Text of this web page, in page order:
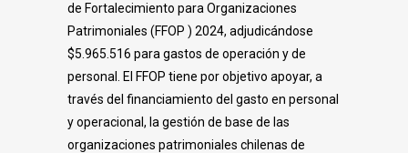
de Fortalecimiento para Organizaciones
Patrimoniales (FFOP ) 2024, adjudicándose
$5.965.516 para gastos de operación y de
personal. El FFOP tiene por objetivo apoyar, a
través del financiamiento del gasto en personal
y operacional, la gestión de base de las
organizaciones patrimoniales chilenas de